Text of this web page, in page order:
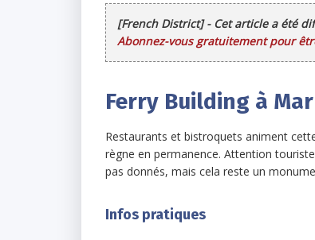
[French District] - Cet article a été
Abonnez-vous gratuitement pour
Ferry Building à
Restaurants et bistroquets animent
règne en permanence. Attention
pas donnés, mais cela reste un
Infos pratiques